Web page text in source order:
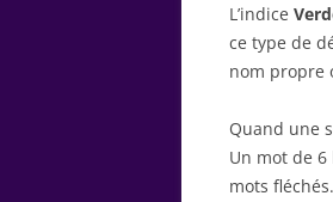
L’indice
ce type de
nom propre
Quand une
Un mot de
mots fléchés.